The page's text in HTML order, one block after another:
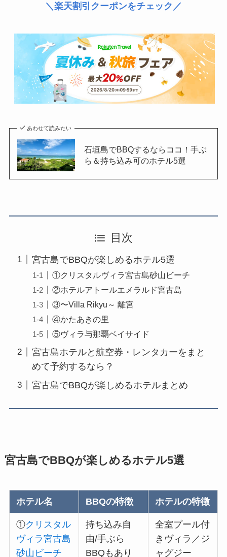
＼楽天割引クーポンをチェック／
あわせて読みたい
石垣島でBBQするならココ！手ぶ
ら＆持ち込み可のホテル5選
目次
宮古島でBBQが楽しめるホテル5選
①クリスタルヴィラ宮古島砂山ビーチ
②ホテルアトールエメラルド宮古島
③〜Villa Rikyu～ 離宮
④かたあきの里
⑤ヴィラ与那覇ベイサイド
宮古島ホテルと航空券・レンタカーをまと
めて予約するなら？
宮古島でBBQが楽しめるホテルまとめ
宮古島でBBQが楽しめるホテル5選
ホテル名 BBQの特徴 ホテルの特徴
①クリスタル
ヴィラ宮古島
砂山ビーチ
持ち込み自
由/手ぶら
BBQもあり
全室プール付
きヴィラ／ジ
ャグジー